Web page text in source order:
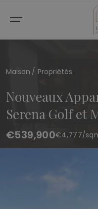
Maison Propriétés
Nouveaux
Serena Golf et
€539,900€4,777/